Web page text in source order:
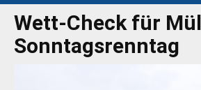
Wett-Check für
Sonntagsrenntag